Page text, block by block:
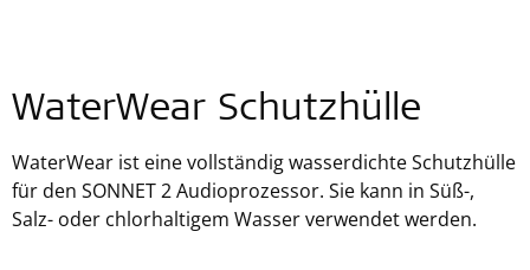
WaterWear Schutzhülle
WaterWear ist eine vollständig wasserdichte Schutzhülle
für den SONNET 2 Audioprozessor. Sie kann in Süß-,
Salz- oder chlorhaltigem Wasser verwendet werden.